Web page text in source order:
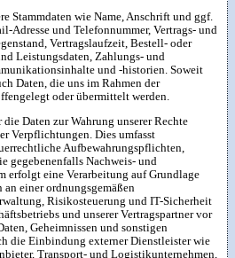
Stammdaten wie Name, Anschrift und ggf.
Adresse und Telefonnummer, Vertrags- und
Vertragslaufzeit, Bestell- oder
Leistungsdaten, Zahlungs- und
und -historien. Soweit
Daten, die uns im Rahmen der
oder übermittelt werden.
Daten zur Wahrung unserer Rechte
Verpflichtungen. Dies umfasst
Aufbewahrungspflichten,
gegebenenfalls Nachweis- und
erfolgt eine Verarbeitung auf Grundlage
an einer ordnungsgemäßen
Risikosteuerung und IT-Sicherheit
und unserer Vertragspartner vor
Geheimnissen und sonstigen
die Einbindung externer Dienstleister wie
Transport- und Logistikunternehmen,